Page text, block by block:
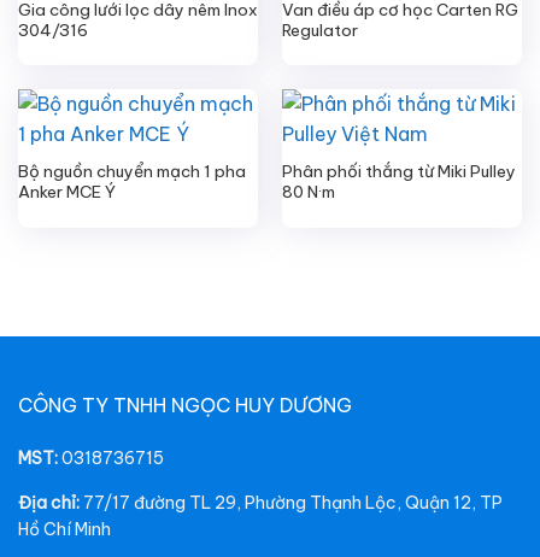
Gia công lưới lọc dây nêm Inox
304/316
Van điều áp cơ học Carten RG
Regulator
Bộ nguồn chuyển mạch 1 pha
Anker MCE Ý
Phân phối thắng từ Miki Pulley
80 N·m
CÔNG TY TNHH NGỌC HUY DƯƠNG
MST:0318736715
Địa chỉ: 77/17 đường TL 29, Phường Thạnh Lộc, Quận 12, TP
Hồ Chí Minh